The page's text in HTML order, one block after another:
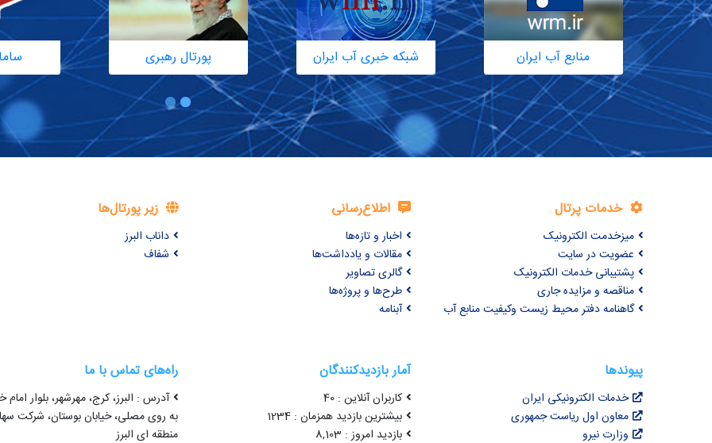
منابع آب ایران شبکه خبری آب ایران پورتال رهبری
خدمات پرتال
میزخدمت الکترونیک
عضویت در سایت
پشتیبانی خدمات الکترونیک
مناقصه و مزایده جاری
گاهنامه دفتر محیط زیست وکیفیت منابع آب
اطلاع‌رسانی
اخبار و تازه‌ها
مقالات و یادداشت‌ها
گالری تصاویر
طرح‌ها و پروژه‌ها
آبنامه
زیر پورتال‌ها
داناب البرز
شفاف
پیوندها
خدمات الکترونیکی ایران
معاون اول ریاست جمهوری
وزارت نیرو
آمار بازدیدکنندگان
کاربران آنلاین : 40
بیشترین بازدید همزمان : 1234
بازدید امروز : 8,103
راه‌های تماس با ما
آدرس : البرز، کرج، مهرشهر، بلوار امام
به روی مصلی، خیابان بوستان، شرکت
منطقه ای البرز